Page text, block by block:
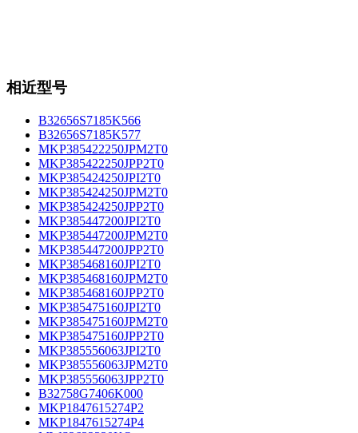
相近型号
B32656S7185K566
B32656S7185K577
MKP385422250JPM2T0
MKP385422250JPP2T0
MKP385424250JPI2T0
MKP385424250JPM2T0
MKP385424250JPP2T0
MKP385447200JPI2T0
MKP385447200JPM2T0
MKP385447200JPP2T0
MKP385468160JPI2T0
MKP385468160JPM2T0
MKP385468160JPP2T0
MKP385475160JPI2T0
MKP385475160JPM2T0
MKP385475160JPP2T0
MKP385556063JPI2T0
MKP385556063JPM2T0
MKP385556063JPP2T0
B32758G7406K000
MKP1847615274P2
MKP1847615274P4